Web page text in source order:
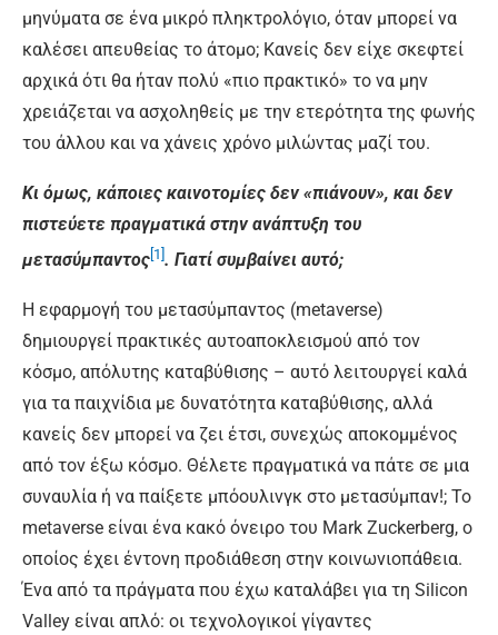
μηνύματα σε ένα μικρό πληκτρολόγιο, όταν μπορεί να
καλέσει απευθείας το άτομο; Κανείς δεν είχε σκεφτεί
αρχικά ότι θα ήταν πολύ «πιο πρακτικό» το να μην
χρειάζεται να ασχοληθείς με την ετερότητα της φωνής
του άλλου και να χάνεις χρόνο μιλώντας μαζί του.
Κι όμως, κάποιες καινοτομίες δεν «πιάνουν», και δεν
πιστεύετε πραγματικά στην ανάπτυξη του
μετασύμπαντος[1]. Γιατί συμβαίνει αυτό;
Η εφαρμογή του μετασύμπαντος (metaverse)
δημιουργεί πρακτικές αυτοαποκλεισμού από τον
κόσμο, απόλυτης καταβύθισης – αυτό λειτουργεί καλά
για τα παιχνίδια με δυνατότητα καταβύθισης, αλλά
κανείς δεν μπορεί να ζει έτσι, συνεχώς αποκομμένος
από τον έξω κόσμο. Θέλετε πραγματικά να πάτε σε μια
συναυλία ή να παίξετε μπόουλινγκ στο μετασύμπαν!; Το
metaverse είναι ένα κακό όνειρο του Mark Zuckerberg, ο
οποίος έχει έντονη προδιάθεση στην κοινωνιοπάθεια.
Ένα από τα πράγματα που έχω καταλάβει για τη Silicon
Valley είναι απλό: οι τεχνολογικοί γίγαντες